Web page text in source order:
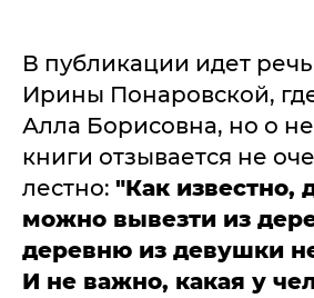
В публикации идет
Ирины Понаровской,
Алла Борисовна, но о
книги отзывается не
лестно: "Как известно,
можно вывезти из
деревню из девушки
И не важно, какая у